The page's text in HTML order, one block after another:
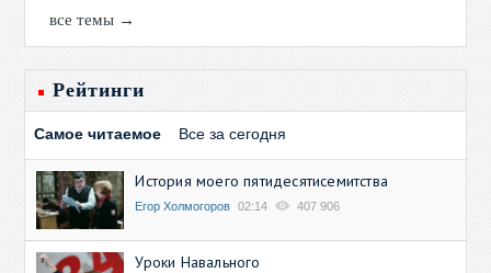
все темы →
Рейтинги
Самое читаемое Все за сегодня
История моего пятидесятисемитства
Егор Холмогоров 02:14 407 906
Уроки Навального